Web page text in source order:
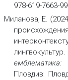
978-619-7663-
Миланова, Е.
Пловдив: